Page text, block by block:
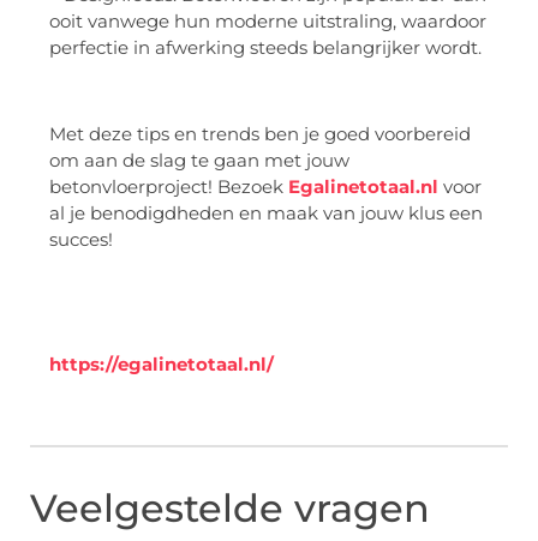
ooit vanwege hun moderne uitstraling, waardoor
perfectie in afwerking steeds belangrijker wordt.
Met deze tips en trends ben je goed voorbereid
om aan de slag te gaan met jouw
betonvloerproject! Bezoek Egalinetotaal.nl voor
al je benodigdheden en maak van jouw klus een
succes!
https://egalinetotaal.nl/
Veelgestelde vragen